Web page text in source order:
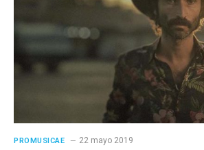
PROMUSICAE 22 mayo 2019